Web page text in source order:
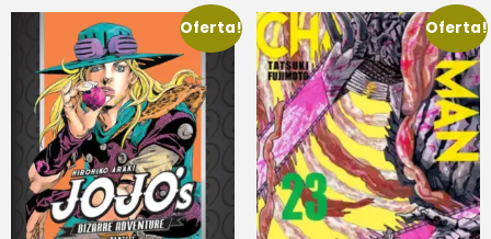
Oferta! Oferta!